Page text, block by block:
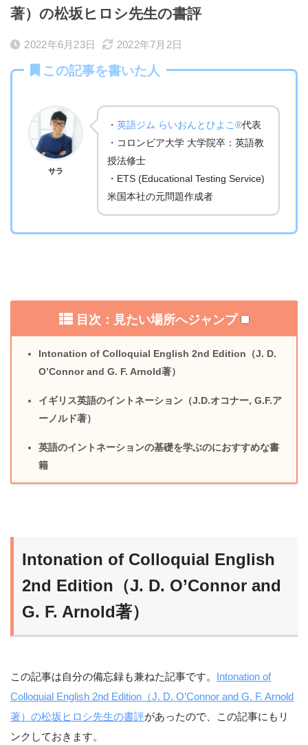
著）の松坂ヒロシ先生の書評
2022年6月23日 2022年7月2日
この記事を書いた人
サラ
・ 英語ジム らいおんとひよこ®代表
・コロンビア大学 大学院卒：英語教
授法修士
・ETS (Educational Testing Service)
米国本社の元問題作成者
目次：見たい場所へジャンプ
Intonation of Colloquial English 2nd Edition（J. D.
O’Connor and G. F. Arnold著）
イギリス英語のイントネーション（J.D.オコナー, G.F.ア
ーノルド著）
英語のイントネーションの基礎を学ぶのにおすすめな書
籍
Intonation of Colloquial English
2nd Edition（J. D. O’Connor and
G. F. Arnold著）
この記事は自分の備忘録も兼ねた記事です。 Intonation of
Colloquial English 2nd Edition（J. D. O’Connor and G. F. Arnold
著）の松坂ヒロシ先生の書評があったので、この記事にもリ
ンクしておきます。